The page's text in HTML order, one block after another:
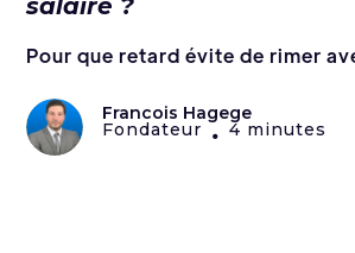
salaire ?
Pour que retard évite de rimer
Francois Hagege
Fondateur • 4 minutes